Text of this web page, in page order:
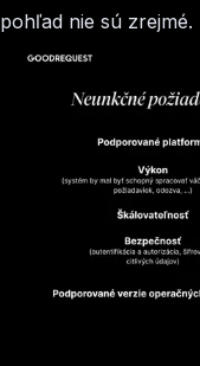
pohľad nie sú zrejmé.